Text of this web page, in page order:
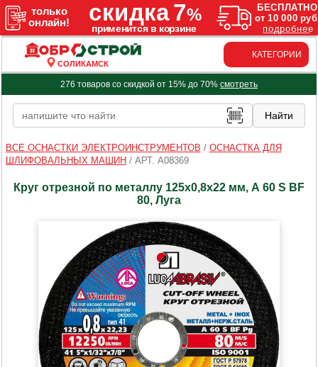
СОЛИКАМСК
КАТЕГОРИИ
276 товаров со скидкой от 15% до 70% смотреть
ВСЕ ОСНАСТКИ ЭЛЕКТРОИНСТРУМЕНТОВ / ОСНАСТКА ДЛЯ
ШЛИФОВАЛЬНЫХ МАШИН / АРТ. A08369
Круг отрезной по металлу 125х0,8х22 мм, А 60 S BF
80, Луга